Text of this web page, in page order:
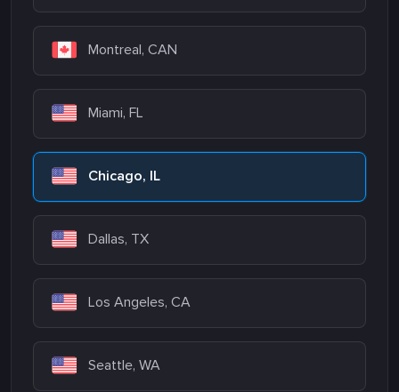
Montreal, CAN
Miami, FL
Chicago, IL
Dallas, TX
Los Angeles, CA
Seattle, WA